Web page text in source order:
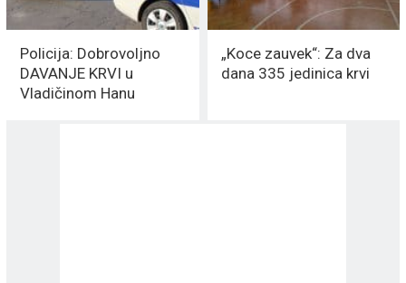
Policija: Dobrovoljno
DAVANJE KRVI u
Vladičinom Hanu
„Koce zauvek“: Za dva
dana 335 jedinica krvi